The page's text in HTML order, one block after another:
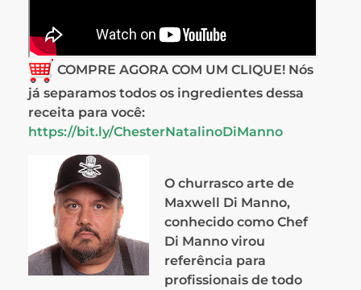
COMPRE AGORA COM UM CLIQUE! Nós
já separamos todos os ingredientes dessa
receita para você:
https://bit.ly/ChesterNatalinoDiManno
O churrasco arte de
Maxwell Di Manno,
conhecido como Chef
Di Manno virou
referência para
profissionais de todo